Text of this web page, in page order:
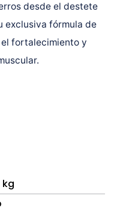
desde el destete
exclusiva fórmula de
fortalecimiento y
kg